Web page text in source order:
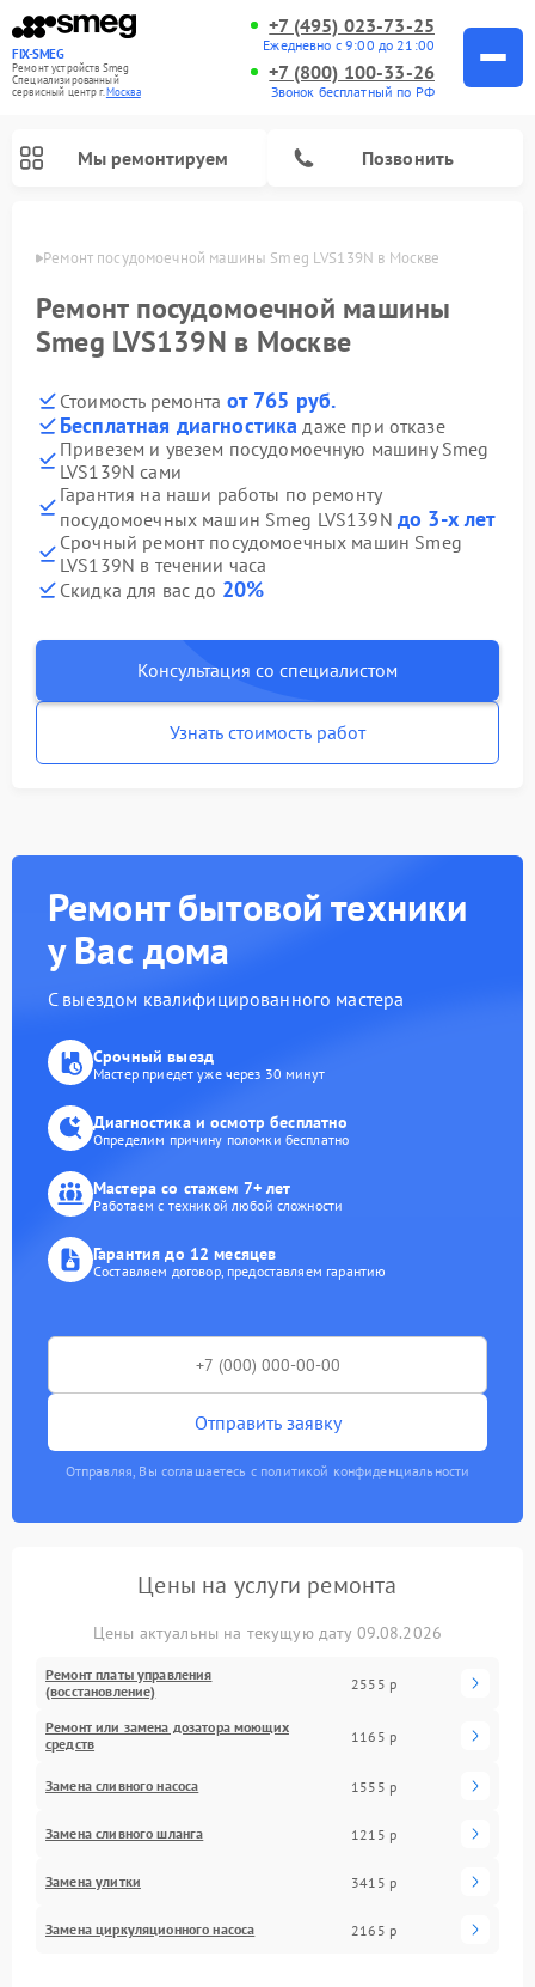
FIX-SMEG
Ремонт устройств Smeg
Специализированный
cервисный центр г.Москва
+7 (495) 023-73-25
Ежедневно с 9:00 до 21:00
+7 (800) 100-33-26
Звонок бесплатный по РФ
Мы ремонтируем Позвонить
Ремонт посудомоечной машины Smeg LVS139N в Москве
Ремонт посудомоечной машины
Smeg LVS139N в Москве
Стоимость ремонта от 765 руб.
Бесплатная диагностика даже при отказе
Привезем и увезем посудомоечную машину Smeg
LVS139N сами
Гарантия на наши работы по ремонту
посудомоечных машин Smeg LVS139N до 3-х лет
Срочный ремонт посудомоечных машин Smeg
LVS139N в течении часа
Скидка для вас до 20%
Консультация со специалистом
Узнать стоимость работ
Ремонт бытовой техники
у Вас дома
С выездом квалифицированного мастера
Срочный выезд
Мастер приедет уже через 30 минут
Диагностика и осмотр бесплатно
Определим причину поломки бесплатно
Мастера со стажем 7+ лет
Работаем с техникой любой сложности
Гарантия до 12 месяцев
Составляем договор, предоставляем гарантию
Отправить заявку
Отправляя, Вы соглашаетесь с политикой конфиденциальности
Цены на услуги ремонта
Цены актуальны на текущую дату 09.08.2026
Ремонт платы управления
(восстановление)
2555 р
Ремонт или замена дозатора моющих
средств
1165 р
Замена сливного насоса 1555 р
Замена сливного шланга 1215 р
Замена улитки 3415 р
Замена циркуляционного насоса 2165 р